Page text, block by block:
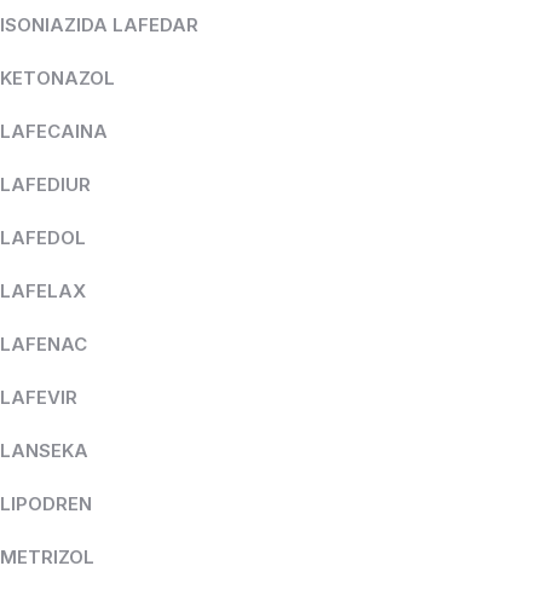
ISONIAZIDA LAFEDAR
KETONAZOL
LAFECAINA
LAFEDIUR
LAFEDOL
LAFELAX
LAFENAC
LAFEVIR
LANSEKA
LIPODREN
METRIZOL